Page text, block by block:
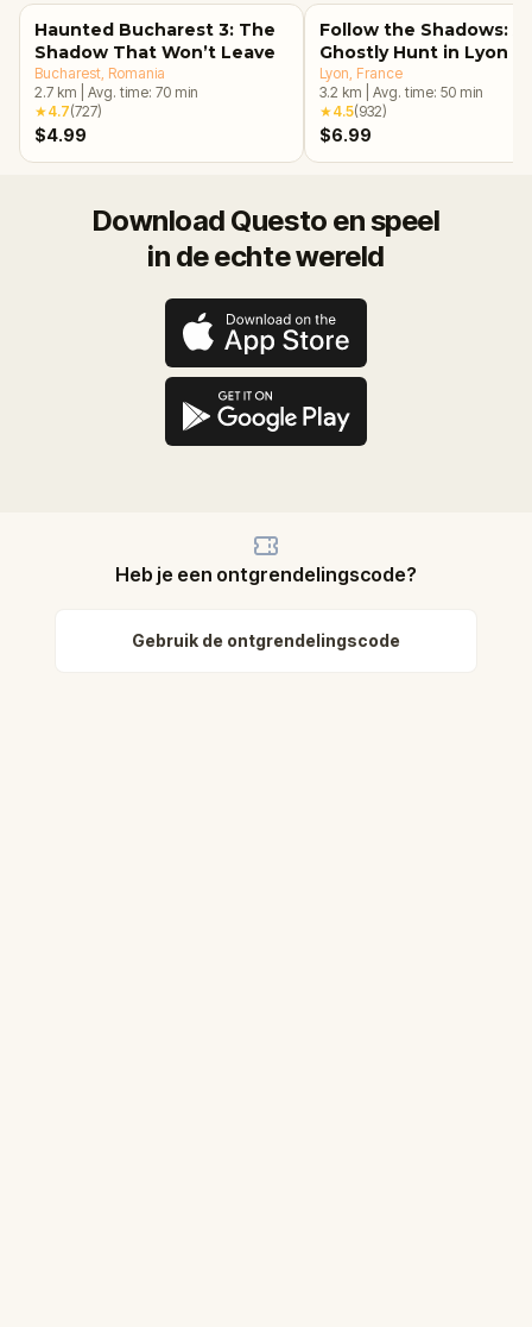
Haunted Bucharest 3: The
Shadow That Won’t Leave
Bucharest , Romania
2.7 km Avg. time: 70 min
★4.7(727)
$4.99
Follow the Shadows: A
Ghostly Hunt in Lyon
Lyon , France
3.2 km Avg. time: 50 min
★4.5(932)
$6.99
Download Questo en speel
in de echte wereld
Heb je een ontgrendelingscode?
Gebruik de ontgrendelingscode